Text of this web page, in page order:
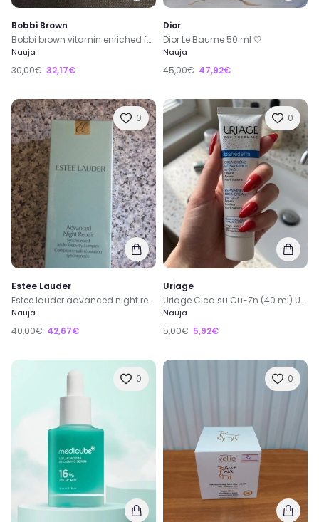
Bobbi Brown
Bobbi brown vitamin enriched face base 50ml
Nauja
30,00€ 32,17€
Dior
Dior Le Baume 50 ml 🤍
Nauja
45,00€ 47,92€
0
Estee Lauder
Estee lauder advanced night repair serum 100ml
Nauja
40,00€ 42,67€
0
Uriage
Uriage Cica su Cu-Zn (40 ml) URIAGE, BARIEDERM CICA kremas atstatomasis su Cu-Zn
Nauja
5,00€ 5,92€
0 0